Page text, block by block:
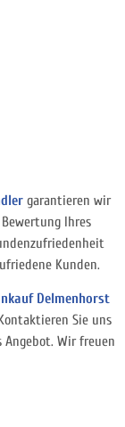
garantieren wir
Ihres
Kunden.
Delmenhorst
Sie uns
Wir freuen